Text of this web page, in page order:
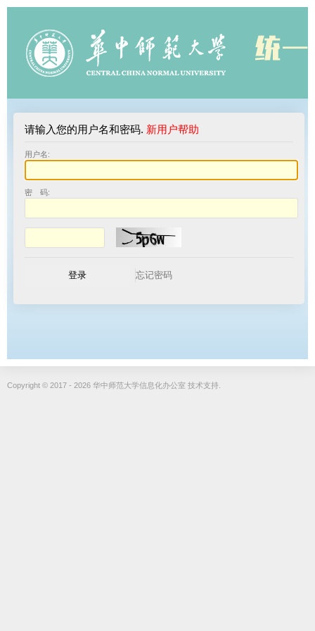
请输入您的用户名和密码. 新用户帮助
用户名:
密 码:
Copyright © 2017 - 2026 华中师范大学信息化办公室 技术支持.